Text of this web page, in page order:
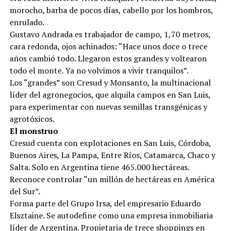
morocho, barba de pocos días, cabello por los hombros,
enrulado.
Gustavo Andrada es trabajador de campo, 1,70 metros,
cara redonda, ojos achinados: “Hace unos doce o trece
años cambió todo. Llegaron estos grandes y voltearon
todo el monte. Ya no volvimos a vivir tranquilos”.
Los “grandes” son Cresud y Monsanto, la multinacional
líder del agronegocios, que alquila campos en San Luis,
para experimentar con nuevas semillas transgénicas y
agrotóxicos.
El monstruo
Cresud cuenta con explotaciones en San Luis, Córdoba,
Buenos Aires, La Pampa, Entre Ríos, Catamarca, Chaco y
Salta. Solo en Argentina tiene 465.000 hectáreas.
Reconoce controlar “un millón de hectáreas en América
del Sur”.
Forma parte del Grupo Irsa, del empresario Eduardo
Elsztaine. Se autodefine como una empresa inmobiliaria
líder de Argentina. Propietaria de trece shoppings en